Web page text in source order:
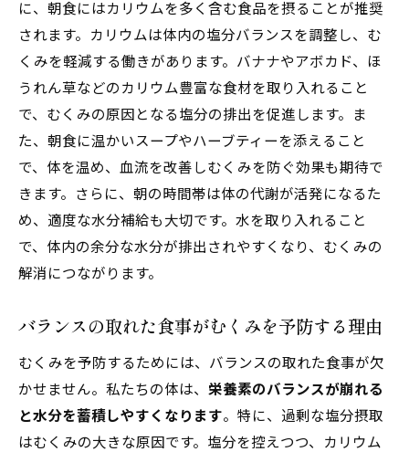
に、朝食にはカリウムを多く含む食品を摂ることが推奨
されます。カリウムは体内の塩分バランスを調整し、む
くみを軽減する働きがあります。バナナやアボカド、ほ
うれん草などのカリウム豊富な食材を取り入れること
で、むくみの原因となる塩分の排出を促進します。ま
た、朝食に温かいスープやハーブティーを添えること
で、体を温め、血流を改善しむくみを防ぐ効果も期待で
きます。さらに、朝の時間帯は体の代謝が活発になるた
め、適度な水分補給も大切です。水を取り入れること
で、体内の余分な水分が排出されやすくなり、むくみの
解消につながります。
バランスの取れた食事がむくみを予防する理由
むくみを予防するためには、バランスの取れた食事が欠
かせません。私たちの体は、 栄養素のバランスが崩れる
と水分を蓄積しやすくなります。特に、過剰な塩分摂取
はむくみの大きな原因です。塩分を控えつつ、カリウム